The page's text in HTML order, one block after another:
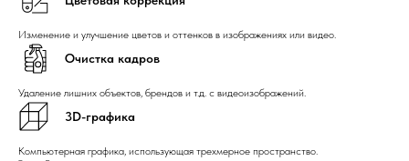
Изменение и улучшение цветов и оттенков в изображениях или видео.
Очистка кадров
Удаление лишних объектов, брендов и т.д. с видеоизображений.
3D-графика
Компьютерная графика, использующая трехмерное пространство.